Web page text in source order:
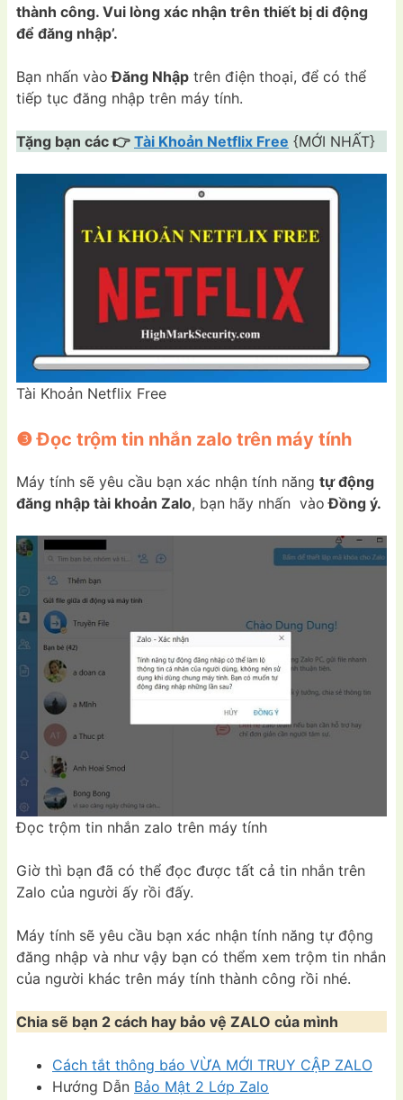
thành công. Vui lòng xác nhận trên thiết bị di động
để đăng nhập’.
Bạn nhấn vào Đăng Nhập trên điện thoại, để có thể
tiếp tục đăng nhập trên máy tính.
Tặng bạn các 👉 Tài Khoản Netflix Free {MỚI NHẤT}
Tài Khoản Netflix Free
❸ Đọc trộm tin nhắn zalo trên máy tính
Máy tính sẽ yêu cầu bạn xác nhận tính năng tự động
đăng nhập tài khoản Zalo, bạn hãy nhấn vào Đồng ý.
Đọc trộm tin nhắn zalo trên máy tính
Giờ thì bạn đã có thể đọc được tất cả tin nhắn trên
Zalo của người ấy rồi đấy.
Máy tính sẽ yêu cầu bạn xác nhận tính năng tự động
đăng nhập và như vậy bạn có thểm xem trộm tin nhắn
của người khác trên máy tính thành công rồi nhé.
Chia sẽ bạn 2 cách hay bảo vệ ZALO của mình
Cách tắt thông báo VỪA MỚI TRUY CẬP ZALO
Hướng Dẫn Bảo Mật 2 Lớp Zalo